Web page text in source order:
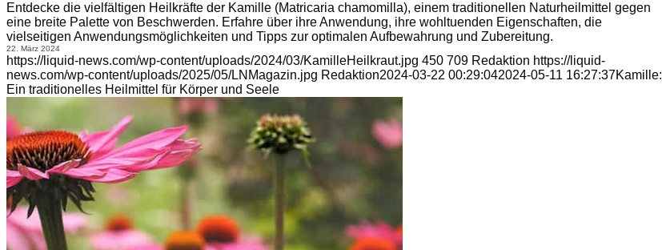
Entdecke die vielfältigen Heilkräfte der Kamille (Matricaria chamomilla), einem traditionellen Naturheilmittel gegen
eine breite Palette von Beschwerden. Erfahre über ihre Anwendung, ihre wohltuenden Eigenschaften, die
vielseitigen Anwendungsmöglichkeiten und Tipps zur optimalen Aufbewahrung und Zubereitung.
22. März 2024
https://liquid-news.com/wp-content/uploads/2024/03/KamilleHeilkraut.jpg 450 709 Redaktion https://liquid-
news.com/wp-content/uploads/2025/05/LNMagazin.jpg Redaktion2024-03-22 00:29:042024-05-11 16:27:37Kamille:
Ein traditionelles Heilmittel für Körper und Seele